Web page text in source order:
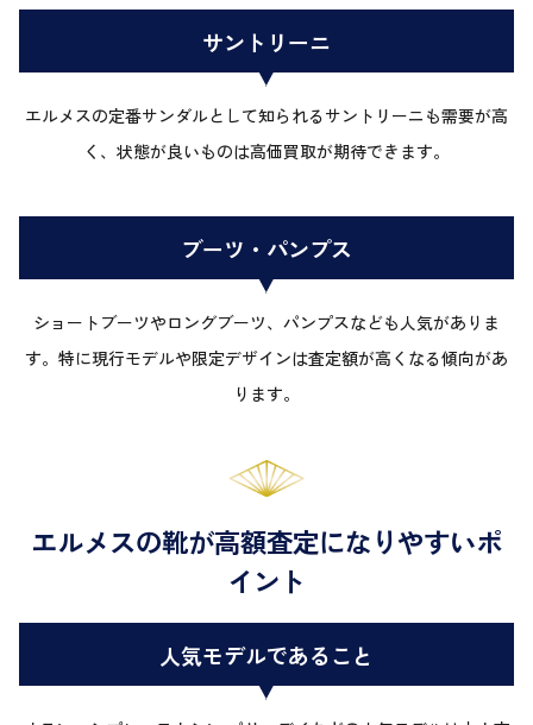
サントリーニ
エルメスの定番サンダルとして知られるサントリーニも需要が高
く、状態が良いものは高価買取が期待できます。
ブーツ・パンプス
ショートブーツやロングブーツ、パンプスなども人気がありま
す。特に現行モデルや限定デザインは査定額が高くなる傾向があ
ります。
エルメスの靴が高額査定になりやすいポ
イント
人気モデルであること